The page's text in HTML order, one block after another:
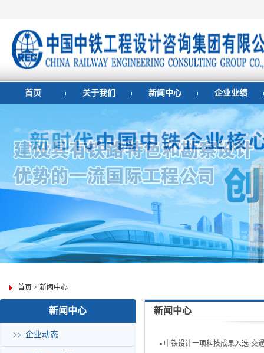
首页 关于我们 新闻中心 企业业绩
首页 > 新闻中心
新闻中心
企业动态
新闻中心
▪ 中铁设计一项科技成果入选“交